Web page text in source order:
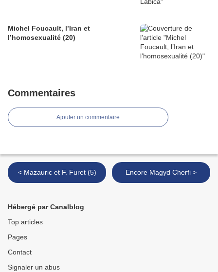
Michel Foucault, l’Iran et
l’homosexualité (20)
Commentaires
Ajouter un commentaire
< Mazauric et F. Furet (5) Encore Magyd Cherfi >
Hébergé par Canalblog
Top articles
Pages
Contact
Signaler un abus